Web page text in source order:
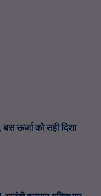
ऊर्जा को सही दिशा